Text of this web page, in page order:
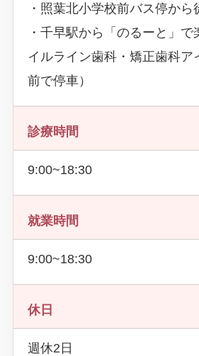
・照葉北小学校前バス停から
・千早駅から「のるーと」で
イルライン歯科・矯正歯科ア
前で停車）
診療時間
9:00~18:30
就業時間
9:00~18:30
休日
週休2日